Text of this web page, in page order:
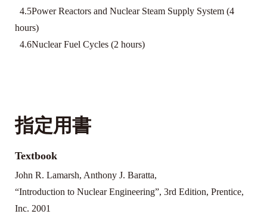
4.5Power Reactors and Nuclear Steam Supply System (4
hours)
4.6Nuclear Fuel Cycles (2 hours)
指定用書
Textbook
John R. Lamarsh, Anthony J. Baratta,
“Introduction to Nuclear Engineering”, 3rd Edition, Prentice,
Inc. 2001